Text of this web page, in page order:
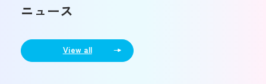
ニュース
View all